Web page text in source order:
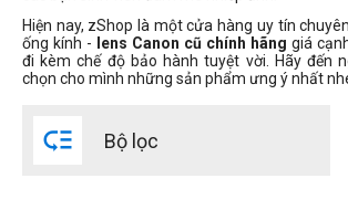
Canon EF-M
Canon EF-S
Canon RF
Hiện nay, zShop là một cửa hàng uy tín
ống kính -
lens Canon cũ chính hãng giá
đi kèm chế độ bảo hành tuyệt vời. Hãy đến
chọn cho mình những sản phẩm ưng ý nhất
 Bộ lọc